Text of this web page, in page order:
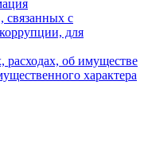
с
для
расходах, об имуществе
характера